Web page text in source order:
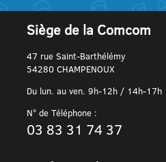
Siège de la Comcom
47 rue Saint-Barthélémy
54280 CHAMPENOUX
Du lun. au ven. 9h-12h / 14h-17h
N° de Téléphone :
03 83 31 74 37